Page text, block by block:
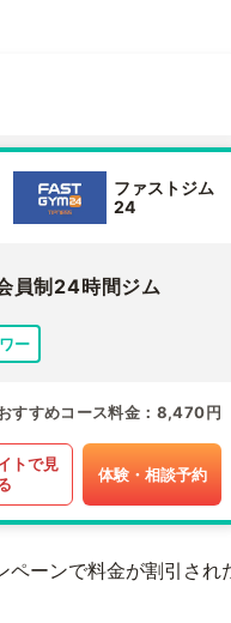
ファストジム
24
員制24時間ジム
ー
すすめコース料金 8,470円
トで見
体験・相談予約
ペーンで料金が割引され